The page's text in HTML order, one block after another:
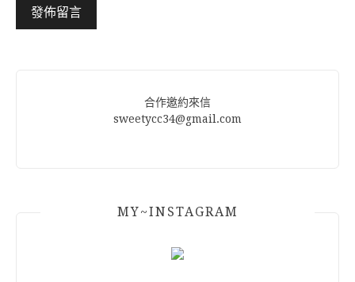
合作邀約來信
sweetycc34@gmail.com
MY~INSTAGRAM